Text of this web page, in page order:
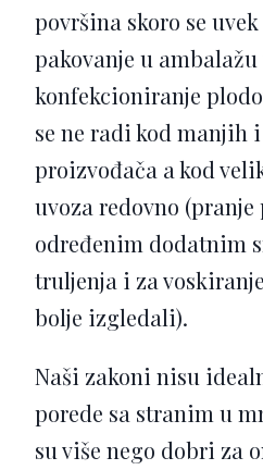
površina skoro se
pakovanje u ambalažu
konfekcioniranje
se ne radi kod manjih
proizvođača a kod
uvoza redovno (pranje
određenim dodatnim
truljenja i za
bolje izgledali).
Naši zakoni nisu
porede sa stranim u
su više nego dobri za